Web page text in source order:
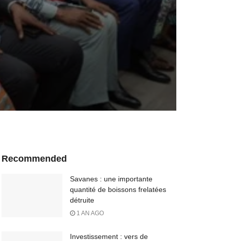
Recommended
Savanes : une importante
quantité de boissons frelatées
détruite
1 AN AGO
Investissement : vers de